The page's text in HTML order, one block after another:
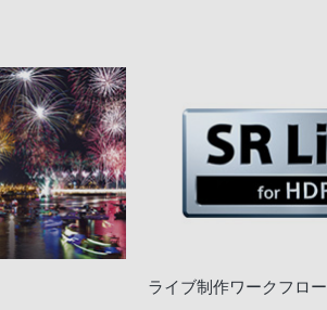
ライブ制作ワークフロー